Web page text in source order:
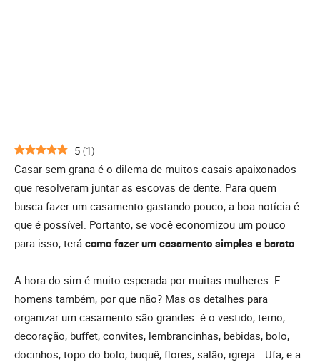
5 (1)
Casar sem grana é o dilema de muitos casais apaixonados
que resolveram juntar as escovas de dente. Para quem
busca fazer um casamento gastando pouco, a boa notícia é
que é possível. Portanto, se você economizou um pouco
para isso, terá como fazer um casamento simples e barato
A hora do sim é muito esperada por muitas mulheres. E
homens também, por que não? Mas os detalhes para
organizar um casamento são grandes: é o vestido, terno,
decoração, buffet, convites, lembrancinhas, bebidas, bolo,
docinhos, topo do bolo, buquê, flores, salão, igreja… Ufa, e a